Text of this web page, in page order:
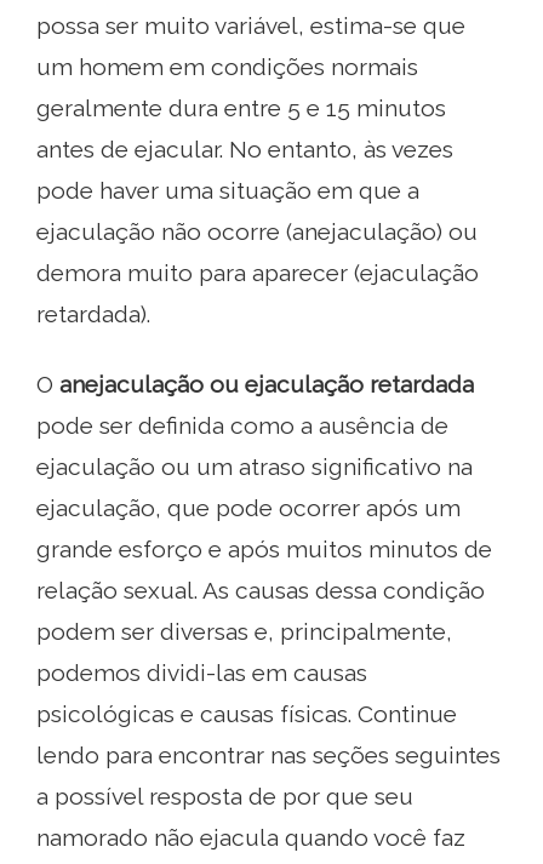
possa ser muito variável, estima-se que
um homem em condições normais
geralmente dura entre 5 e 15 minutos
antes de ejacular. No entanto, às vezes
pode haver uma situação em que a
ejaculação não ocorre (anejaculação) ou
demora muito para aparecer (ejaculação
retardada).
O anejaculação ou ejaculação retardada
pode ser definida como a ausência de
ejaculação ou um atraso significativo na
ejaculação, que pode ocorrer após um
grande esforço e após muitos minutos de
relação sexual. As causas dessa condição
podem ser diversas e, principalmente,
podemos dividi-las em causas
psicológicas e causas físicas. Continue
lendo para encontrar nas seções seguintes
a possível resposta de por que seu
namorado não ejacula quando você faz